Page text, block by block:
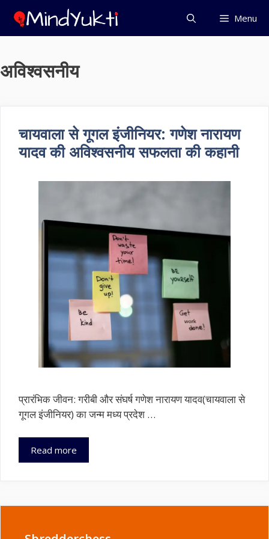
Skip
content
Menu
अविश्वसनीय
चायवाला से गूगल इंजीनियर: गणेश नारायण
यादव की अविश्वसनीय सफलता की कहानी
प्रारंभिक जीवन: गरीबी और संघर्ष गणेश नारायण यादव(चायवाला से
गूगल इंजीनियर) का जन्म मध्य प्रदेश …
Read more
से